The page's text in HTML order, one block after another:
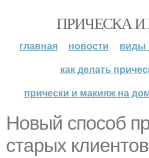
ПРИЧЕСКА
главная новости
виды
как делать
прически и макияж на
Новый способ
старых